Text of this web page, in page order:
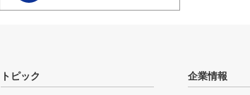
トピック 企業情報